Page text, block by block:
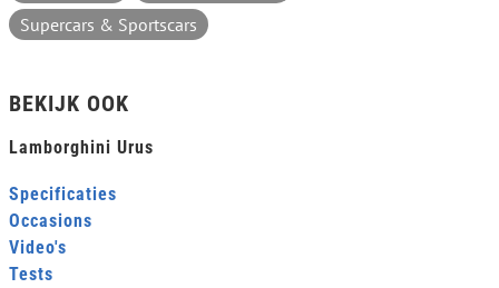
Supercars & Sportscars
BEKIJK OOK
Lamborghini Urus
Specificaties
Occasions
Video's
Tests